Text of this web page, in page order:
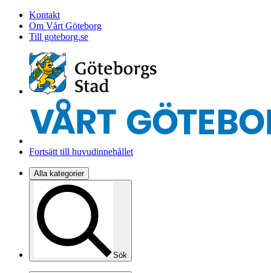
Kontakt
Om Vårt Göteborg
Till goteborg.se
Fortsätt till huvudinnehållet
Alla kategorier
Sök